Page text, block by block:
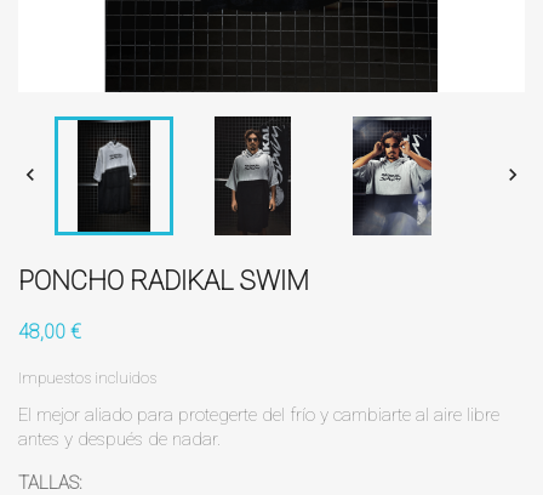
 
PONCHO RADIKAL SWIM
48,00 €
Impuestos incluidos
El mejor aliado para protegerte del frío y cambiarte al aire libre
antes y después de nadar.
TALLAS: